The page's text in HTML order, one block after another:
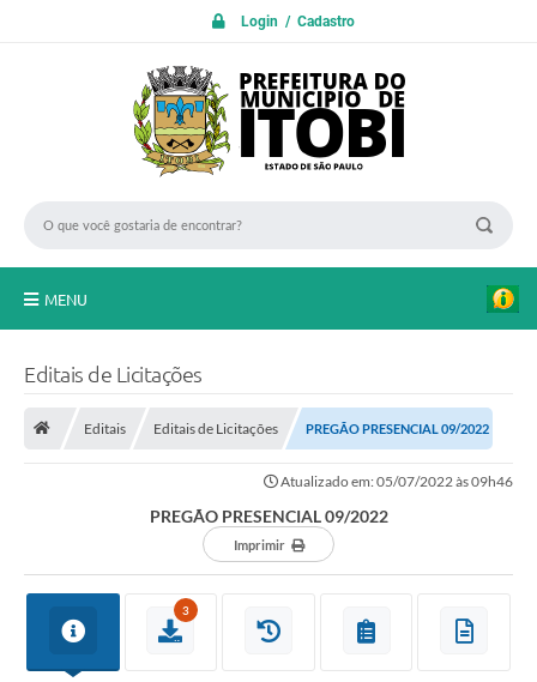
Login / Cadastro
MENU
LEIS MUNICIPAIS
Editais de Licitações
Editais Editais de Licitações PREGÃO PRESENCIAL 09/2022
Atualizado em: 05/07/2022 às 09h46
PREGÃO PRESENCIAL 09/2022
Imprimir
3